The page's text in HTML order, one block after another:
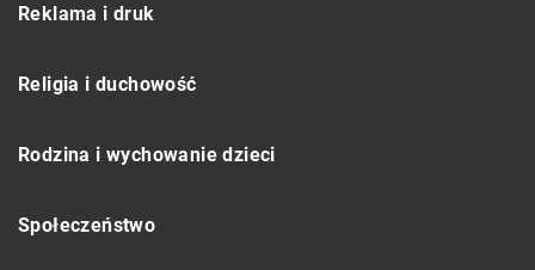
Reklama i druk
Religia i duchowość
Rodzina i wychowanie dzieci
Społeczeństwo